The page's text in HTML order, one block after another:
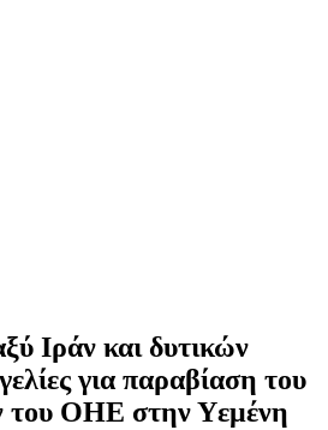
Ιράν και δυτικών
για παραβίαση του
του ΟΗΕ στην Υεμένη